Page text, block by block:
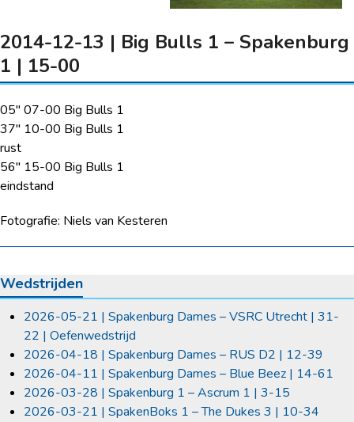
2014-12-13 | Big Bulls 1 – Spakenburg
1 | 15-00
05″ 07-00 Big Bulls 1
37″ 10-00 Big Bulls 1
rust
56″ 15-00 Big Bulls 1
eindstand
Fotografie: Niels van Kesteren
Wedstrijden
2026-05-21 | Spakenburg Dames – VSRC Utrecht | 31-
22 | Oefenwedstrijd
2026-04-18 | Spakenburg Dames – RUS D2 | 12-39
2026-04-11 | Spakenburg Dames – Blue Beez | 14-61
2026-03-28 | Spakenburg 1 – Ascrum 1 | 3-15
2026-03-21 | SpakenBoks 1 – The Dukes 3 | 10-34